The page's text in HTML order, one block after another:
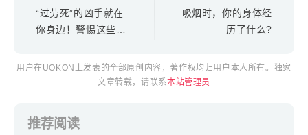
“过劳死”的凶手就在
你身边！警惕这些危
吸烟时，你的身体经
历了什么?
用户在UOKON上发表的全部原创内容，著作权均归用户本人所有。独家
文章转载，请联系本站管理员
推荐阅读